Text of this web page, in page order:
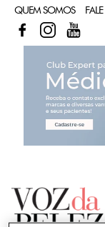
QUEM SOMOS
FACEBOOKINSTAGRAM